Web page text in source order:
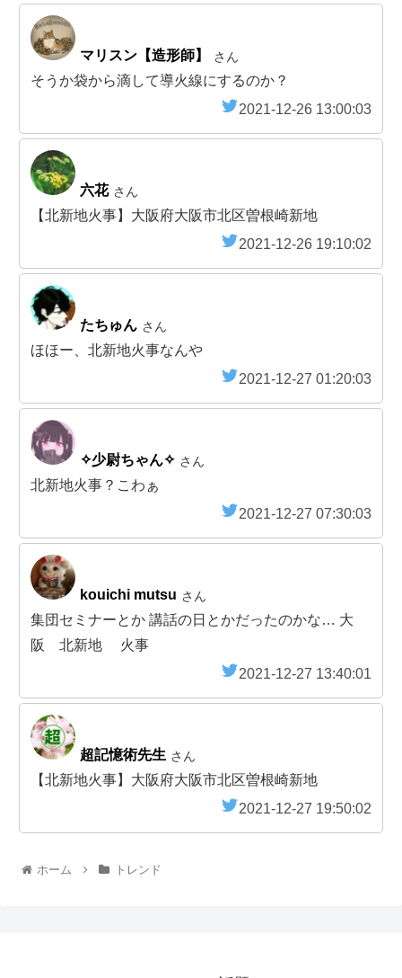
マリスン【造形師】 さん
そうか袋から滴して導火線にするのか？
2021-12-26 13:00:03
六花 さん
【北新地火事】大阪府大阪市北区曽根崎新地
2021-12-26 19:10:02
たちゅん さん
ほほー、北新地火事なんや
2021-12-27 01:20:03
✧少尉ちゃん✧ さん
北新地火事？こわぁ
2021-12-27 07:30:03
kouichi mutsu さん
集団セミナーとか 講話の日とかだったのかな… 大
阪 北新地 火事
2021-12-27 13:40:01
超記憶術先生 さん
【北新地火事】大阪府大阪市北区曽根崎新地
2021-12-27 19:50:02
ホーム トレンド